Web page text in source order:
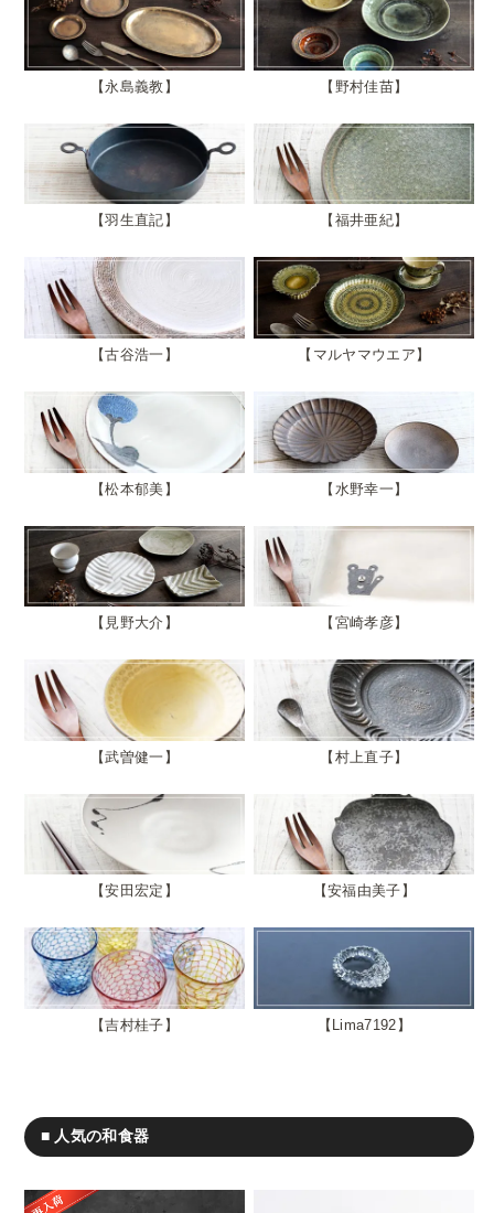
永島義教 野村佳苗
羽生直記 福井亜紀
古谷浩一 マルヤマウエア
松本郁美 水野幸一
見野大介 宮崎孝彦
武曽健一 村上直子
安田宏定 安福由美子
吉村桂子 Lima7192
■ 人気の和食器